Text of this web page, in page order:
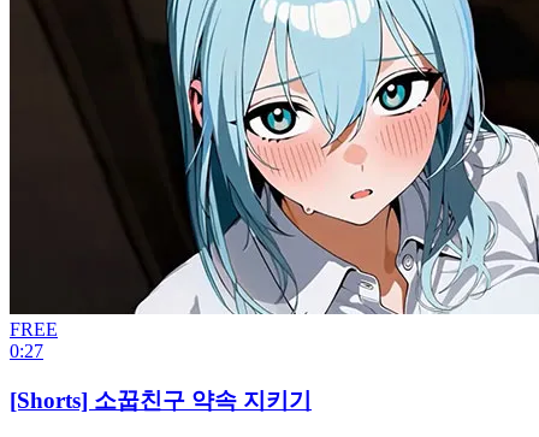
FREE
0:27
[Shorts] 소꿉친구 약속 지키기